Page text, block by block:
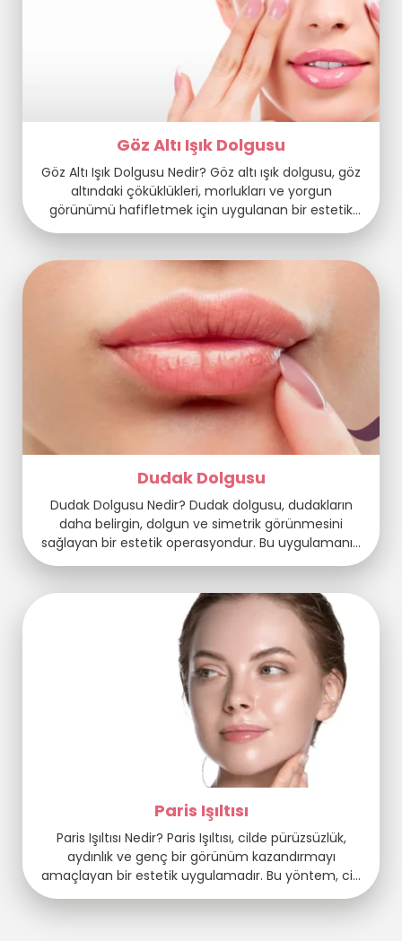
Göz Altı Işık Dolgusu
Göz Altı Işık Dolgusu Nedir? Göz altı ışık dolgusu, göz
altındaki çöküklükleri, morlukları ve yorgun
görünümü hafifletmek için uygulanan bir estetik
prosedürdür. Bu işlem, özellikle yaşla birlikte göz altı
incelmeyi gidermeyi amaçlar. Göz altındaki çökük
görünüm, ışığın bu bölgeye farklı bir şekilde
yansımasına neden olarak kişiyi daha yorgun ve […]
Dudak Dolgusu
Dudak Dolgusu Nedir? Dudak dolgusu, dudakların
daha belirgin, dolgun ve simetrik görünmesini
sağlayan bir estetik operasyondur. Bu uygulamanın
amacı, dudaklara hacim vererek genç ve sağlıklı bir
uyumlu dolgu maddeleri dudak dolgusu işlemini
güvenli hale getirir. Dudak dokusuna doğal esneklik
ve nem kazandırmak için hyaluronik asit dolgunluk
sağlar. Bu yöntem, […]
Paris Işıltısı
Paris Işıltısı Nedir? Paris Işıltısı, cilde pürüzsüzlük,
aydınlık ve genç bir görünüm kazandırmayı
amaçlayan bir estetik uygulamadır. Bu yöntem, cilt
altına özel bir içerik karışımını enjekte ederek cildin